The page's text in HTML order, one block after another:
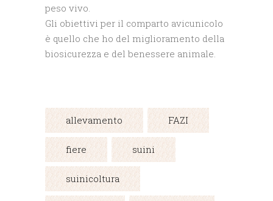
peso vivo.
Gli obiettivi per il comparto avicunicolo
è quello che ho del miglioramento della
biosicurezza e del benessere animale.
allevamento FAZI
fiere suini
suinicoltura